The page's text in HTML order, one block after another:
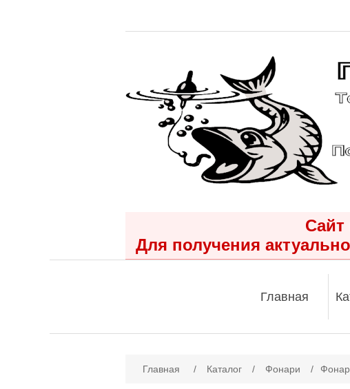
Сайт
Для получения
Главная
Главная / Каталог / Фонари /